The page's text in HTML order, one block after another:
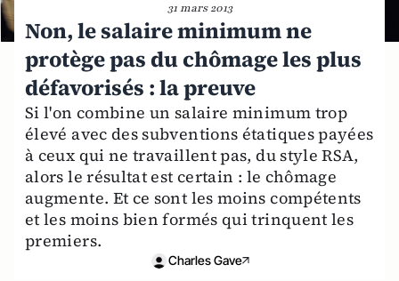
31 mars 2013
Non, le salaire minimum ne
protège pas du chômage les plus
défavorisés : la preuve
Si l'on combine un salaire minimum trop
élevé avec des subventions étatiques payées
à ceux qui ne travaillent pas, du style RSA,
alors le résultat est certain : le chômage
augmente. Et ce sont les moins compétents
et les moins bien formés qui trinquent les
premiers.
Charles Gave